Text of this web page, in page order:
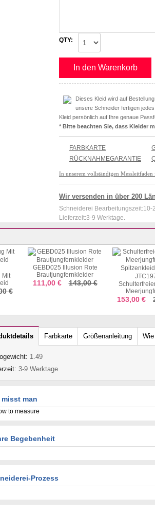
QTY:
In den Warenkorb
Dieses Kleid wird auf
unsere Schneider fertigen
Kleid persönlich auf Ihre genaue
* Bitte beachten Sie, dass Kleider
FARBKARTE
RÜCKNAHMEGARANTIE
In unserem vollständigen
Wir versenden in über 200
Schneiderei Bearbeitungszeit:10-
Lieferzeit:3-9 Werktage.
Mit
€
GEBD025 Illusion Rote
Brautjungfernkleider
111,00 € 143,00 €
153,00 €
Farbkarte Größenanleitung
1.49
3-9 Werktage
misst man
Begebenheit
Prozess